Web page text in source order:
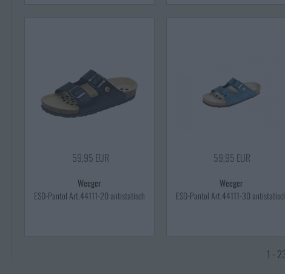
59,95 EUR
Weeger
ESD-Pantol Art.44111-20 antistatisch
59,95 EUR
Weeger
ESD-Pantol Art.44111-30
1 -